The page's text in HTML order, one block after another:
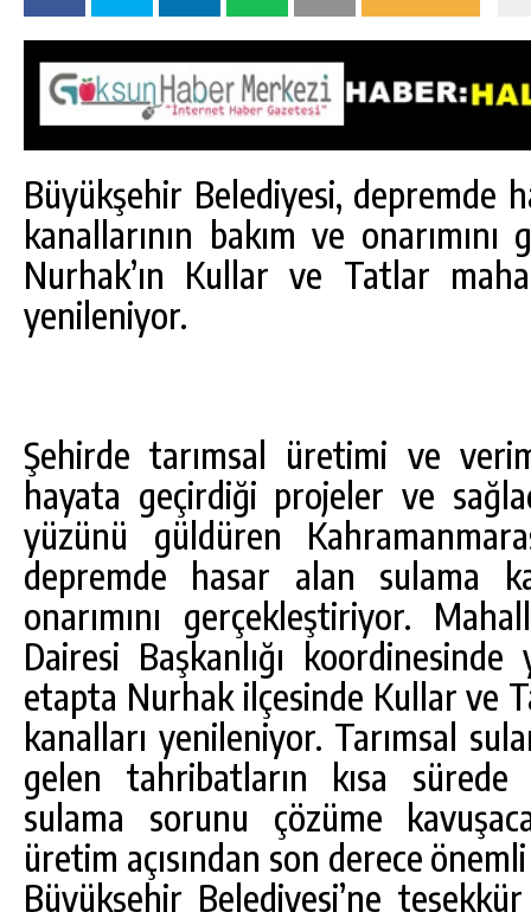
Büyükşehir Belediyesi, depremde
kanallarının bakım ve
Nurhak’ın Kullar ve Tatlar
yenileniyor.
Şehirde tarımsal üretimi ve
hayata geçirdiği projeler ve
yüzünü güldüren
depremde hasar alan sulama
onarımını gerçekleştiriyor.
Dairesi Başkanlığı
etapta Nurhak ilçesinde Kullar ve
kanalları yenileniyor. Tarımsal
gelen tahribatların kısa sürede
sulama sorunu çözüme
üretim açısından son derece
Büyükşehir Belediyesi’ne